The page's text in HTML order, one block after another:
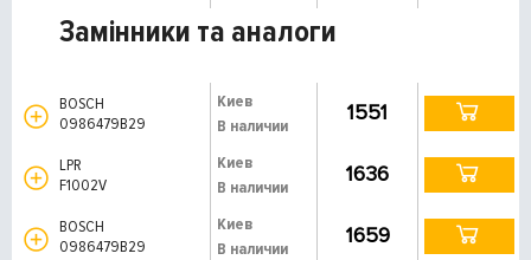
Замінники та аналоги
BOSCH
0986479B29
Киев
В наличии
1551
LPR
F1002V
Киев
В наличии
1636
BOSCH
0986479B29
Киев
В наличии
1659